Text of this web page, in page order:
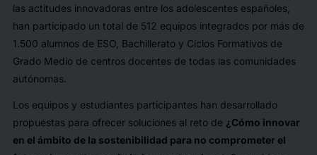
las actitudes innovadoras entre los adolescentes españoles,
han participado un total de 512 equipos integrados por más de
1.500 alumnos de ESO, Bachillerato y Ciclos Formativos de
Grado Medio de centros docentes de todas las comunidades
autónomas.
Los equipos y estudiantes participantes han desarrollado
propuestas para ofrecer soluciones al reto de ¿Cómo innovar
en el ámbito de la sostenibilidad para no comprometer el